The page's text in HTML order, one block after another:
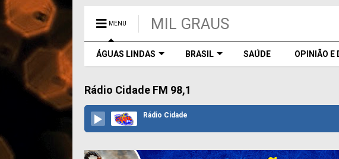
MENU MIL GRAUS
ÁGUAS LINDAS BRASIL SAÚDE OPINIÃO E
Rádio Cidade FM 98,1
Rádio Cidade